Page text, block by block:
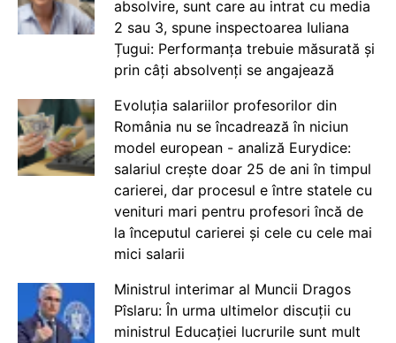
absolvire, sunt care au intrat cu media
2 sau 3, spune inspectoarea Iuliana
Țugui: Performanța trebuie măsurată și
prin câți absolvenți se angajează
Evoluția salariilor profesorilor din
România nu se încadrează în niciun
model european - analiză Eurydice:
salariul crește doar 25 de ani în timpul
carierei, dar procesul e între statele cu
venituri mari pentru profesori încă de
la începutul carierei și cele cu cele mai
mici salarii
Ministrul interimar al Muncii Dragos
Pîslaru: În urma ultimelor discuții cu
ministrul Educației lucrurile sunt mult